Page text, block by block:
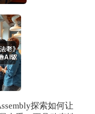
探索如何让